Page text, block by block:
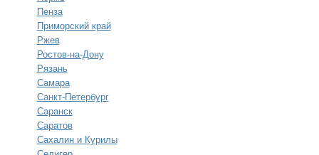
Пенза
Приморский край
Ржев
Ростов-на-Дону
Рязань
Самара
Санкт-Петербург
Саранск
Саратов
Сахалин и Курилы